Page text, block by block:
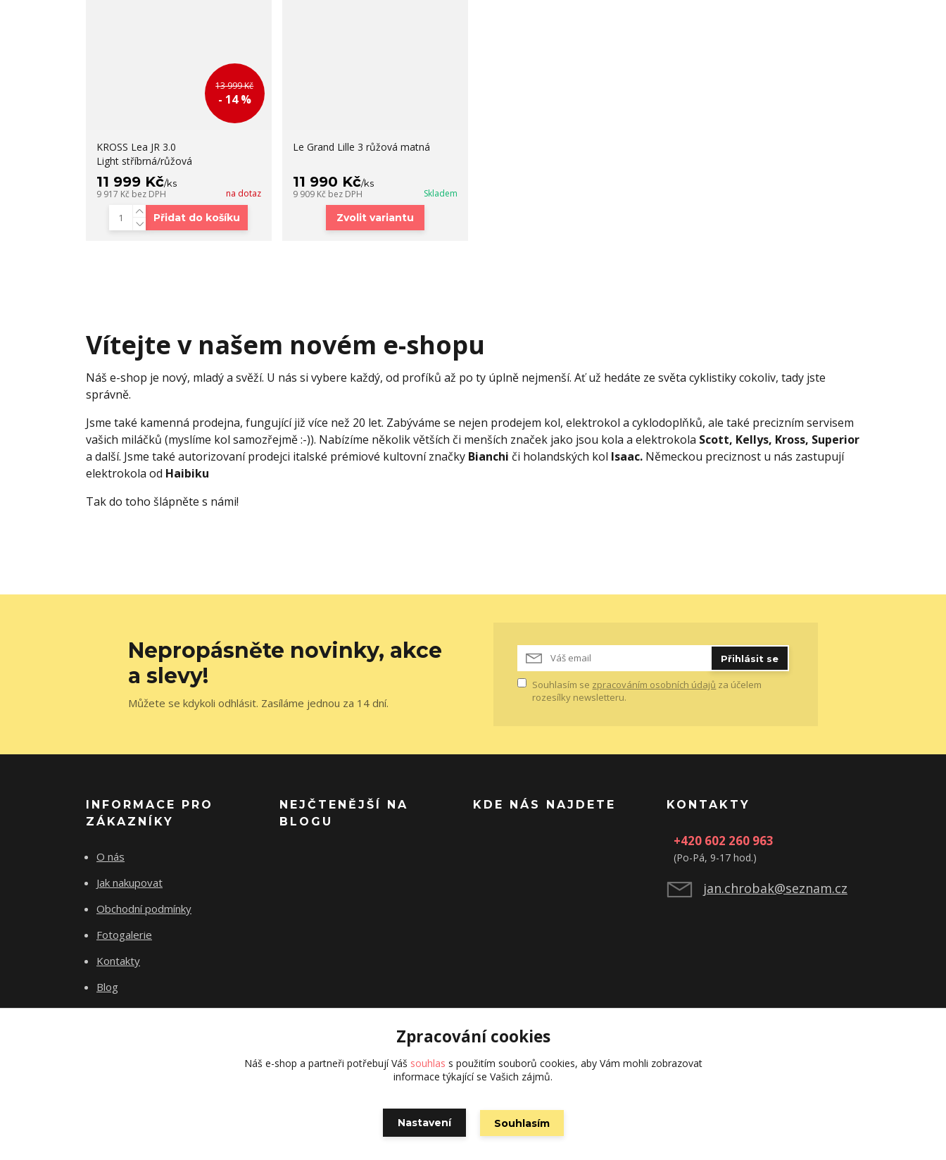
13 999 Kč
- 14 %
KROSS Lea JR 3.0
Light stříbrná/růžová
11 999 Kč/ks
9 917 Kč bez DPH na dotaz
Přidat do košíku
Le Grand Lille 3 růžová matná
11 990 Kč/ks
9 909 Kč bez DPH Skladem
Zvolit variantu
Vítejte v našem novém e-shopu
Náš e-shop je nový, mladý a svěží. U nás si vybere každý, od profíků až po ty úplně nejmenší. Ať už hedáte ze světa cyklistiky cokoliv, tady jste
správně.
Jsme také kamenná prodejna, fungující již více než 20 let. Zabýváme se nejen prodejem kol, elektrokol a cyklodoplňků, ale také precizním servisem
vašich miláčků (myslíme kol samozřejmě :-)). Nabízíme několik větších či menších značek jako jsou kola a elektrokola Scott, Kellys, Kross, Superior
a další. Jsme také autorizovaní prodejci italské prémiové kultovní značky Bianchi či holandských kol Isaac. Německou preciznost u nás zastupují
elektrokola od Haibiku
Tak do toho šlápněte s námi!
Nepropásněte novinky, akce
a slevy!
Můžete se kdykoli odhlásit. Zasíláme jednou za 14 dní.
Přihlásit se
Souhlasím se zpracováním osobních údajů za účelem
rozesílky newsletteru.
INFORMACE PRO
ZÁKAZNÍKY
O nás
Jak nakupovat
Obchodní podmínky
Fotogalerie
Kontakty
Blog
NEJČTENĚJŠÍ NA
BLOGU
KDE NÁS NAJDETE KONTAKTY
+420 602 260 963
(Po-Pá, 9-17 hod.)
jan.chrobak@seznam.cz
Vytvořeno na
Zpracování cookies
Náš e-shop a partneři potřebují Váš souhlas s použitím souborů cookies, aby Vám mohli zobrazovat
informace týkající se Vašich zájmů.
Nastavení Souhlasím